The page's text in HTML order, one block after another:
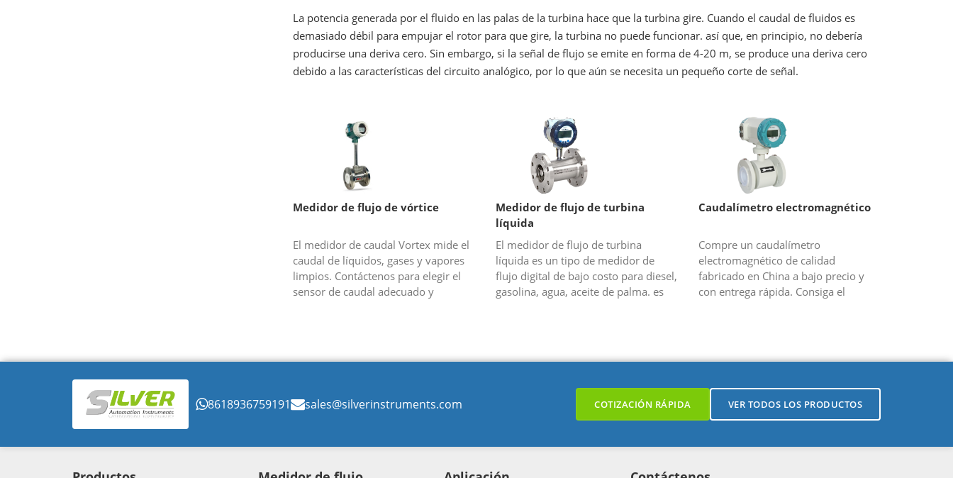
La potencia generada por el fluido en las palas de la turbina hace que la turbina gire. Cuando el caudal de fluidos es
demasiado débil para empujar el rotor para que gire, la turbina no puede funcionar. así que, en principio, no debería
producirse una deriva cero. Sin embargo, si la señal de flujo se emite en forma de 4-20 m, se produce una deriva cero
debido a las características del circuito analógico, por lo que aún se necesita un pequeño corte de señal.
Medidor de flujo de vórtice
El medidor de caudal Vortex mide el
caudal de líquidos, gases y vapores
limpios. Contáctenos para elegir el
sensor de caudal adecuado y
Medidor de flujo de turbina
líquida
El medidor de flujo de turbina
líquida es un tipo de medidor de
flujo digital de bajo costo para diesel,
gasolina, agua, aceite de palma. es
Caudalímetro electromagnético
Compre un caudalímetro
electromagnético de calidad
fabricado en China a bajo precio y
con entrega rápida. Consiga el
8618936759191 sales@silverinstruments.com COTIZACIÓN RÁPIDA VER TODOS LOS PRODUCTOS